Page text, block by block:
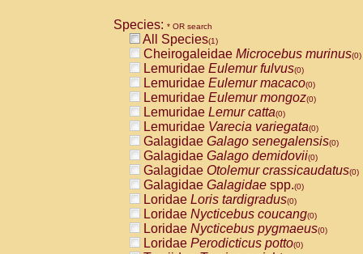
CebidaeCebus capucinus
CebidaeCebus nigrivittatus
CebidaeCebus spp.(0)
CebidaeSaimiri boliviensis(0)
CebidaeSaimiri sciureus(0)
AtelidaeAlouatta caraya(0)
AtelidaeAlouatta fusca(0)
AtelidaeAlouatta seniculus(0)
AtelidaeAlouattaspp.(0)
AtelidaeAteles belzebuth(0)
AtelidaeAteles geoffroyi(0)
AtelidaeAteles paniscus(0)
AtelidaeAtelesspp.(0)
AtelidaeLagothrix lagothricha(0)
AtelidaeLagothrix lagothricha cana
PitheciidaeCacajao calvus
Species: * OR search
All Species(1)
Cheirogaleidae Microcebus murinus(0)
Lemuridae Eulemur fulvus(0)
Lemuridae Eulemur macaco(0)
Lemuridae Eulemur mongoz(0)
Lemuridae Lemur catta(0)
Lemuridae Varecia variegata(0)
Galagidae Galago senegalensis(0)
Galagidae Galago demidovii(0)
Galagidae Otolemur crassicaudatus(0)
Galagidae Galagidae spp.(0)
Loridae Loris tardigradus(0)
Loridae Nycticebus coucang(0)
Loridae Nycticebus pygmaeus(0)
Loridae Perodicticus potto(0)